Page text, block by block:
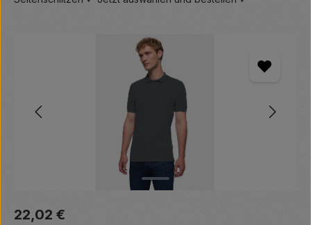
Regulärer Preis:
22,02 €